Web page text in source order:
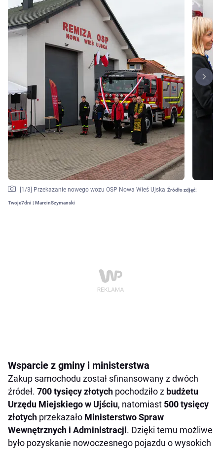
1 /3] Przekazanie nowego wozu OSP Nowa Wieś Ujska Źródło zdjęć:
Twoje7dni | MarcinSzymanski
Wsparcie z gminy i ministerstwa
Zakup samochodu został sfinansowany z dwóch
źródeł. 700 tysięcy złotych pochodziło z budżetu
Urzędu Miejskiego w Ujściu, natomiast 500 tysięcy
złotych przekazało Ministerstwo Spraw
Wewnętrznych i Administracji. Dzięki temu możliwe
było pozyskanie nowoczesnego pojazdu o wysokich